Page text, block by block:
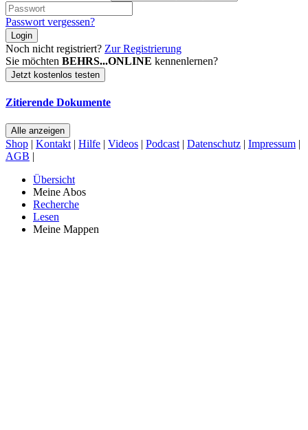
Passwort vergessen?
Login
Noch nicht registriert? Zur Registrierung
Sie möchten BEHRS...ONLINE kennenlernen?
Jetzt kostenlos testen
Zitierende Dokumente
Alle anzeigen
Shop | Kontakt | Hilfe | Videos | Podcast | Datenschutz | Impressum |
AGB |
Übersicht
Meine Abos
Recherche
Lesen
Meine Mappen